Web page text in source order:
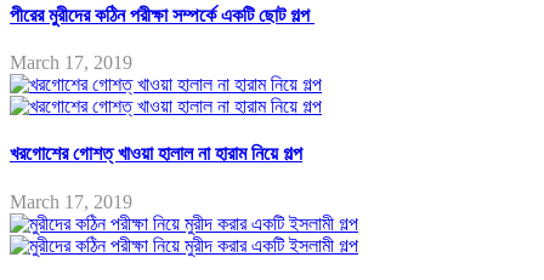
পীরের মুরীদের কঠিন পরীক্ষা সম্পর্কে একটি ছোট গল্প
March 17, 2019
খরগোশের গোশত্ খাওয়া হালাল না হারাম নিয়ে গল্প
March 17, 2019